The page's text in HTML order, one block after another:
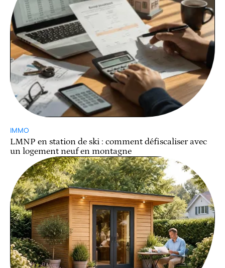
IMMO
LMNP en station de ski : comment défiscaliser avec
un logement neuf en montagne